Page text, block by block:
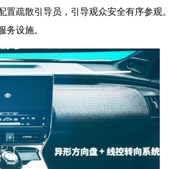
置疏散引导员，引导观众安全有序参观
设施。